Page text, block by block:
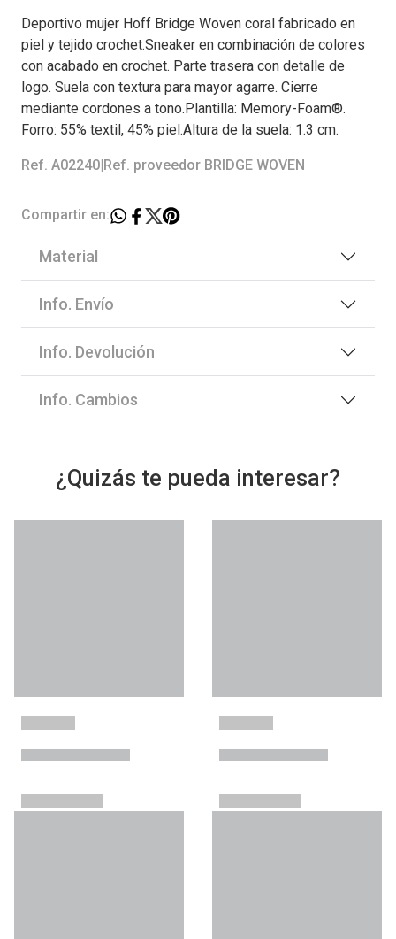
Deportivo mujer Hoff Bridge Woven coral fabricado en
piel y tejido crochet.Sneaker en combinación de colores
con acabado en crochet. Parte trasera con detalle de
logo. Suela con textura para mayor agarre. Cierre
mediante cordones a tono.Plantilla: Memory-Foam®.
Forro: 55% textil, 45% piel.Altura de la suela: 1.3 cm.
Ref. A02240 Ref. proveedor BRIDGE WOVEN
Compartir en:
Material
Info. Envío
Info. Devolución
Info. Cambios
¿Quizás te pueda interesar?